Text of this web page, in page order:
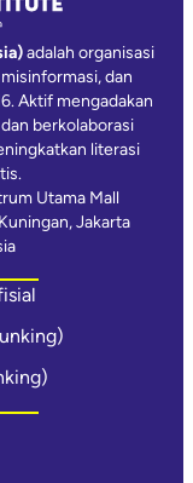
adalah organisasi
dan
Aktif mengadakan
berkolaborasi
literasi
Utama Mall
Jakarta